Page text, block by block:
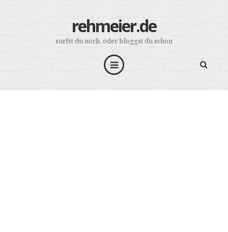
rehmeier.de
surfst du noch, oder bloggst du schon